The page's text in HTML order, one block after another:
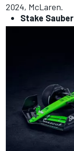
2024, McLaren.
Stake Sauber